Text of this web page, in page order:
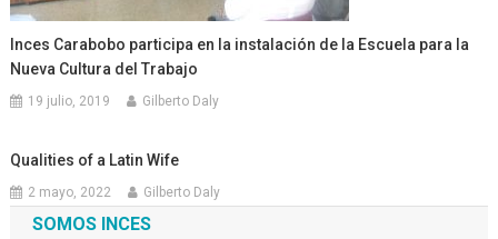
Inces Carabobo participa en la instalación de la Escuela para la
Nueva Cultura del Trabajo
19 julio, 2019 Gilberto Daly
Qualities of a Latin Wife
2 mayo, 2022 Gilberto Daly
SOMOS INCES